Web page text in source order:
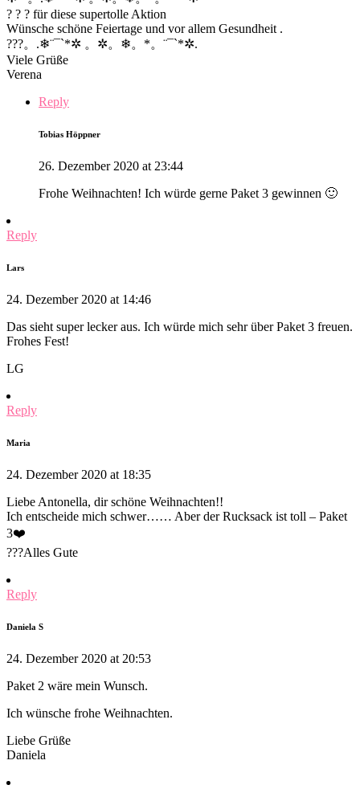
? ? ? für diese supertolle Aktion
Wünsche schöne Feiertage und vor allem Gesundheit .
???。.❄¨¯`*✲ 。✲。❄。*。¨¯`*✲.
Viele Grüße
Verena
Reply
Tobias Höppner
26. Dezember 2020 at 23:44
Frohe Weihnachten! Ich würde gerne Paket 3 gewinnen 🙂
Reply
Lars
24. Dezember 2020 at 14:46
Das sieht super lecker aus. Ich würde mich sehr über Paket 3 freuen.
Frohes Fest!
LG
Reply
Maria
24. Dezember 2020 at 18:35
Liebe Antonella, dir schöne Weihnachten!!
Ich entscheide mich schwer…… Aber der Rucksack ist toll – Paket
3❤️
???Alles Gute
Reply
Daniela S
24. Dezember 2020 at 20:53
Paket 2 wäre mein Wunsch.
Ich wünsche frohe Weihnachten.
Liebe Grüße
Daniela